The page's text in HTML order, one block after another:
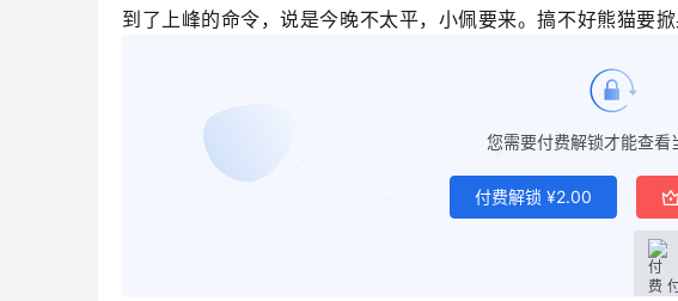
到了上峰的命令，说是今晚不太平，小佩要来。搞不好熊猫要
您需要付费解锁才能查看
付费解锁 ¥2.00